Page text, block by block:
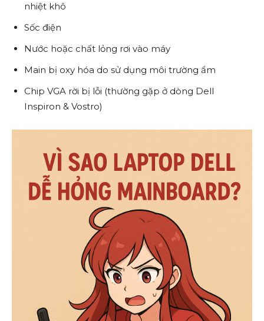
nhiệt khô
Sốc điện
Nước hoặc chất lỏng rơi vào máy
Main bị oxy hóa do sử dụng môi trường ẩm
Chip VGA rời bị lỗi (thường gặp ở dòng Dell
Inspiron & Vostro)